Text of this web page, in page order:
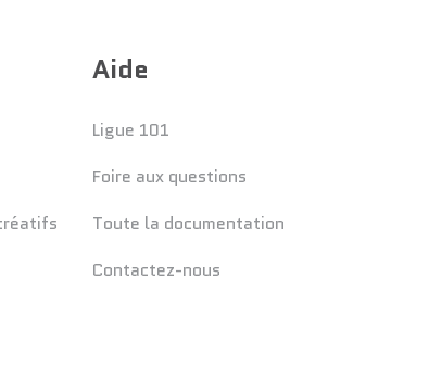
Aide
Ligue 101
Foire aux questions
Toute la documentation
Contactez-nous